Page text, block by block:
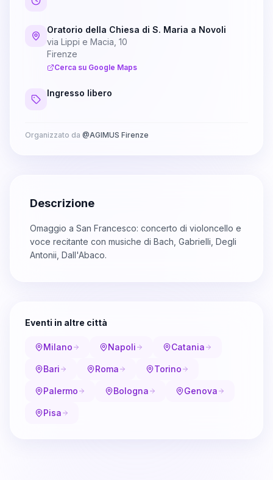
Oratorio della Chiesa di S. Maria a Novoli
via Lippi e Macia, 10
Firenze
Cerca su Google Maps
Ingresso libero
Organizzato da @AGIMUS Firenze
Descrizione
Omaggio a San Francesco: concerto di violoncello e
voce recitante con musiche di Bach, Gabrielli, Degli
Antonii, Dall'Abaco.
Eventi in altre città
Milano Napoli Catania
Bari Roma Torino
Palermo Bologna Genova
Pisa